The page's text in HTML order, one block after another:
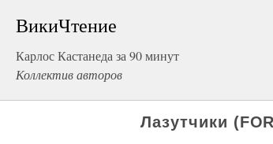
ВикиЧтение
Карлос Кастанеда за 90 минут
Коллектив авторов
Лазутчики